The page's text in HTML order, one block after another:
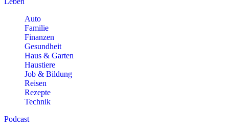
Auto
Familie
Finanzen
Gesundheit
Haus & Garten
Haustiere
Job & Bildung
Reisen
Rezepte
Technik
Podcast